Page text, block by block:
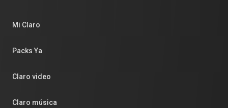
Mi Claro
Packs Ya
Claro video
Claro música